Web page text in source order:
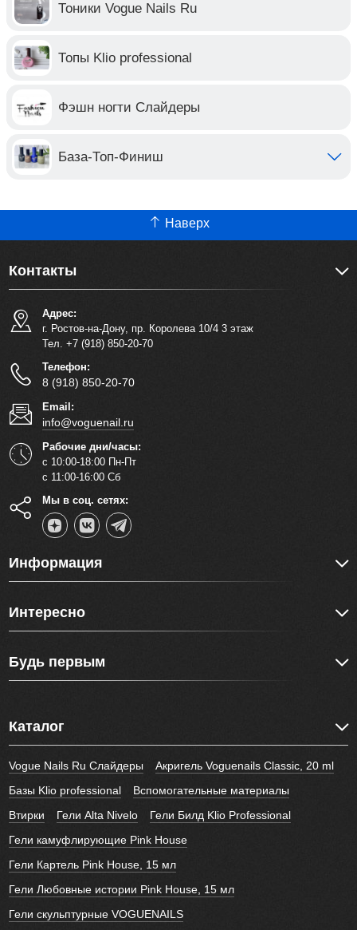
Тоники Vogue Nails Ru
Топы Klio professional
Фэшн ногти Слайдеры
База-Топ-Финиш
Наверх
Контакты
Адрес:
г. Ростов-на-Дону, пр. Королева 10/4 3 этаж
Тел. +7 (918) 850-20-70
Телефон:
8 (918) 850-20-70
Email:
info@voguenail.ru
Рабочие дни/часы:
с 10:00-18:00 Пн-Пт
с 11:00-16:00 Сб
Мы в соц. сетях:
Информация
Интересно
Будь первым
Каталог
Vogue Nails Ru Слайдеры
Акригель Voguenails Classic, 20 ml
Базы Klio professional
Вспомогательные материалы
Втирки
Гели Alta Nivelo
Гели Билд Klio Professional
Гели камуфлирующие Pink House
Гели Картель Pink House, 15 мл
Гели Любовные истории Pink House, 15 мл
Гели скульптурные VOGUENAILS